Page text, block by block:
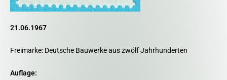
21.06.1967
Freimarke: Deutsche Bauwerke aus zwölf Jahrhunderten
Auflage: